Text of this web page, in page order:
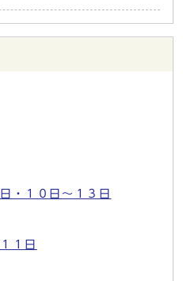
・１０日～１３日
１日